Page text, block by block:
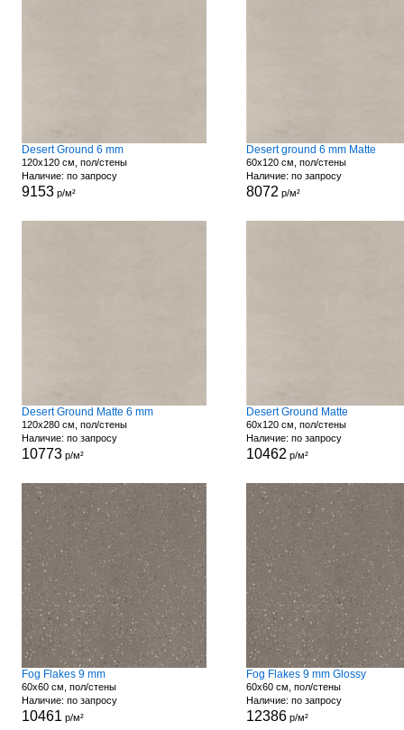
Desert Ground 6 mm
120x120 см, пол/стены
Наличие: по запросу
9153р/м²
Desert ground 6 mm Matte
60x120 см, пол/стены
Наличие: по запросу
8072 р/м²
Desert Ground Matte 6 mm
120x280 см, пол/стены
Наличие: по запросу
10773р/м²
Desert Ground Matte
60x120 см, пол/стены
Наличие: по запросу
10462 р/м²
Fog Flakes 9 mm
60x60 см, пол/стены
Наличие: по запросу
10461 р/м²
Fog Flakes 9 mm Glossy
60x60 см, пол/стены
Наличие: по запросу
12386р/м²